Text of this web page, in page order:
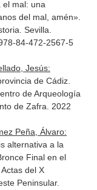
el mal: una
del mal, amén».
. Sevilla.
84-472-2567-5
Jesús:
de Cádiz.
de Arqueología
de Zafra. 2022
Peña, Álvaro:
alternativa a la
Final en el
Actas del X
Peninsular.